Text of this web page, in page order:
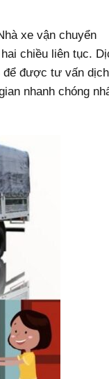
xe vận chuyển
chiều liên tục.
để được tư vấn dịch
nhanh chóng